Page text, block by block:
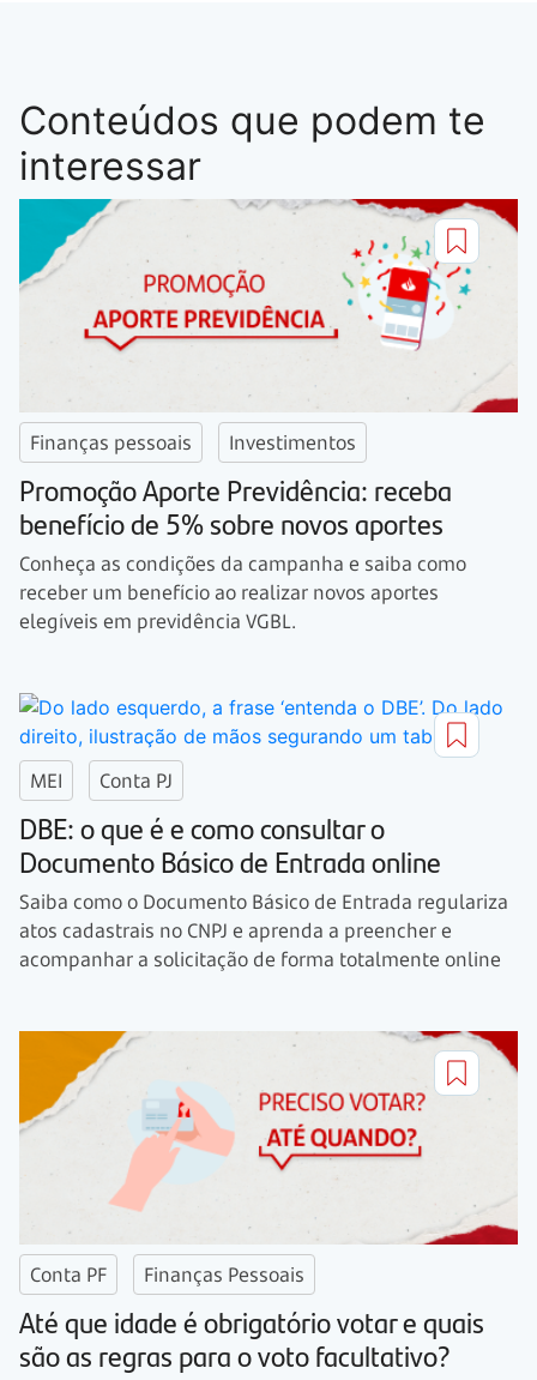
Conteúdos que podem te
interessar
Finanças pessoais Investimentos
Promoção Aporte Previdência: receba
benefício de 5% sobre novos aportes
Conheça as condições da campanha e saiba como
receber um benefício ao realizar novos aportes
elegíveis em previdência VGBL.
MEI Conta PJ
DBE: o que é e como consultar o
Documento Básico de Entrada online
Saiba como o Documento Básico de Entrada regulariza
atos cadastrais no CNPJ e aprenda a preencher e
acompanhar a solicitação de forma totalmente online
Conta PF Finanças Pessoais
Até que idade é obrigatório votar e quais
são as regras para o voto facultativo?